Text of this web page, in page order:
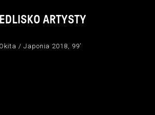
ARTYSTY
/ Japonia 2018, 99’